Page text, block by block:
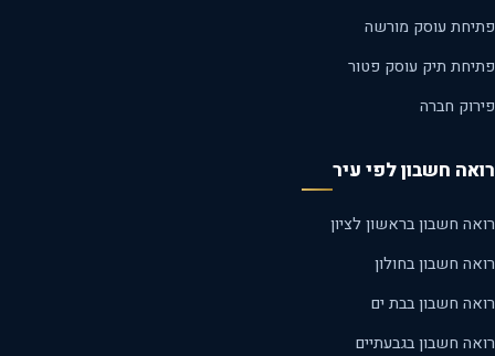
עוסק מורשה
תיק עוסק פטור
חברה
חשבון לפי עיר
חשבון בראשון לציון
חשבון בחולון
חשבון בבת ים
חשבון בגבעתיים